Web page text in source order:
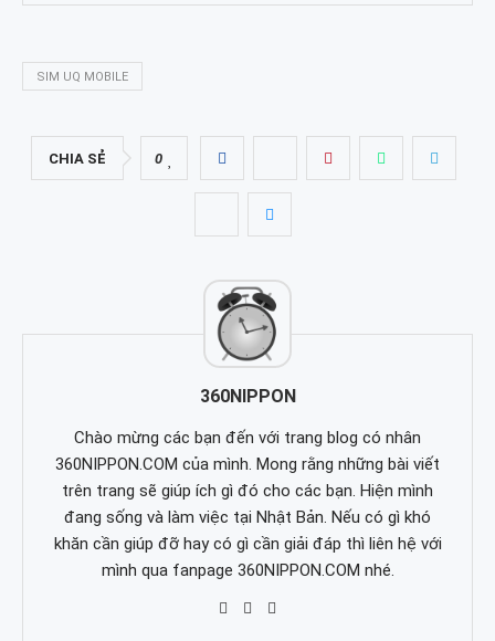
SIM UQ MOBILE
CHIA SẺ 0
360NIPPON
Chào mừng các bạn đến với trang blog có nhân
360NIPPON.COM của mình. Mong rằng những bài viết
trên trang sẽ giúp ích gì đó cho các bạn. Hiện mình
đang sống và làm việc tại Nhật Bản. Nếu có gì khó
khăn cần giúp đỡ hay có gì cần giải đáp thì liên hệ với
mình qua fanpage 360NIPPON.COM nhé.